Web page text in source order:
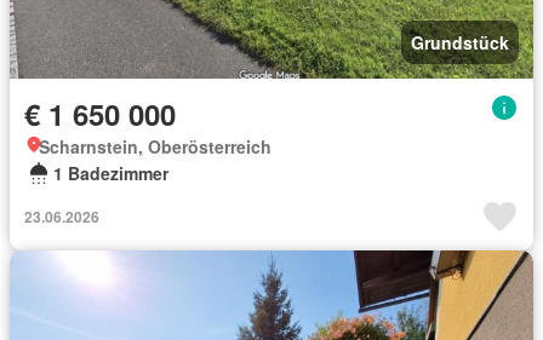
Grundstück
€ 1 650 000
Scharnstein, Oberösterreich
1 Badezimmer
23.06.2026